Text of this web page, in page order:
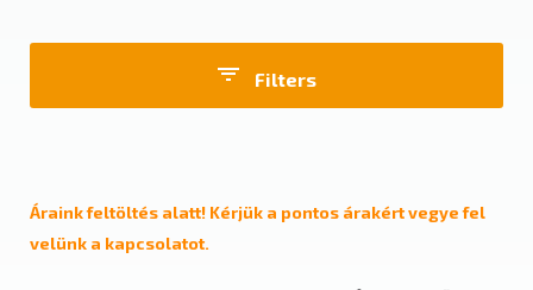
Filters
Dizel
Elektromos
Áraink feltöltés alatt! Kérjük a pontos árakért vegye fel
velünk a kapcsolatot.